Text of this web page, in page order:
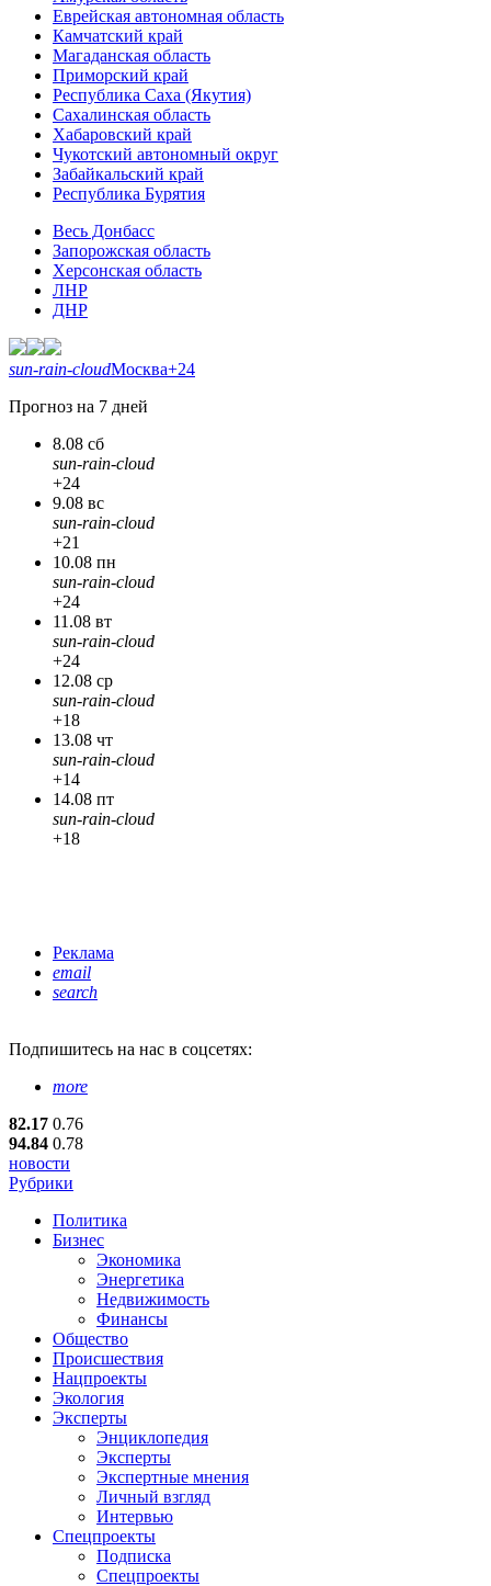
Еврейская автономная область
Камчатский край
Магаданская область
Приморский край
Республика Саха (Якутия)
Сахалинская область
Хабаровский край
Чукотский автономный округ
Забайкальский край
Республика Бурятия
Весь Донбасс
Запорожская область
Херсонская область
ЛНР
ДНР
sun-rain-cloudМосква+24
Прогноз на 7 дней
8.08 сб
sun-rain-cloud
+24
9.08 вс
sun-rain-cloud
+21
10.08 пн
sun-rain-cloud
+24
11.08 вт
sun-rain-cloud
+24
12.08 ср
sun-rain-cloud
+18
13.08 чт
sun-rain-cloud
+14
14.08 пт
sun-rain-cloud
+18
Реклама
email
search
Подпишитесь на нас в соцсетях:
more
82.17 0.76
94.84 0.78
новости
Рубрики
Политика
Бизнес
Экономика
Энергетика
Недвижимость
Финансы
Общество
Происшествия
Нацпроекты
Экология
Эксперты
Энциклопедия
Эксперты
Экспертные мнения
Личный взгляд
Интервью
Спецпроекты
Подписка
Спецпроекты